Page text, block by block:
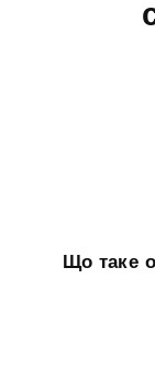
Що таке